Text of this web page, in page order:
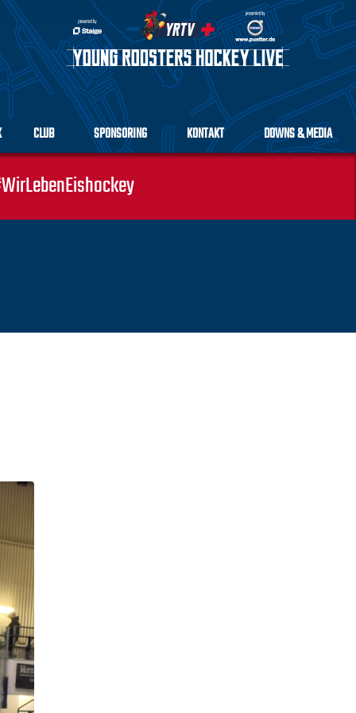
CLUB SPONSORING KONTAKT DOWNS & MEDIA